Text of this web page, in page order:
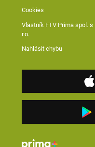
Cookies
Vlastník FTV Prima spol. s
r.o.
Nahlásit chybu